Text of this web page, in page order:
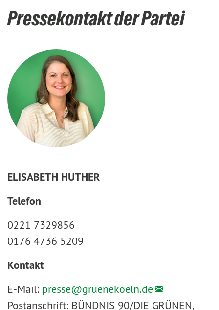
Pressekontakt der Partei
ELISABETH HUTHER
Telefon
0221 7329856
0176 4736 5209
Kontakt
E-Mail: presse@gruenekoeln.de
Postanschrift: BÜNDNIS 90/DIE GRÜNEN,